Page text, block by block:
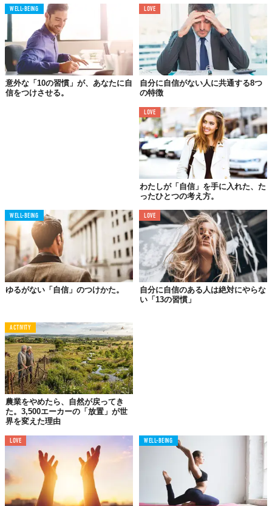
何を言うべきか分からないときは、他人にアドバイスを求めたっ
ていい。この質問が暗に意味するのは、あなたが話し相手や彼ら
の意見を大切にしている、という点です。(そうでなければ、そも
そも彼らに質問なんてしないでしょ？）
本当に自信のある人は多くの情報を手にしており、そのことを自
覚しているもの。もっと多くのことを知りたいと望むからこそ、
他者の声に耳を傾けることができるのです。だから、「話すので
はなく聞く」。本物の会話に慣れるにつれて、自分の中に確固た
る信念が生まれていることに気づくでしょう。
周りの人を主役に
もしも、仕事の大半を成し遂げたり、大きな障害を乗り越えた
り、息の合わない人々を素晴らしいチームに変えた経験があるな
らば、きっと称賛を独占できる人物です。ではそれを追い求め
ず、周りの人たちに光を当て続けることができますか？
自分に自信があれば、他者からの称賛に一喜一憂することもあり
ません。達成をしっかりと自覚できれば、栄光に目がくらむ必要
がないとも言えます。一歩身を引き、あなたの達成を周りの人と
ともに喜ぶことが必要なのです。一歩下がって、周りを輝かせる
の人々も同時に自信を得るのに役立ちます。
03.
自分の弱さを認める
WELL-BEING
意外な「10の習慣」が、あなたに自
信をつけさせる。
LOVE
自分に自信がない人に共通する8つ
の特徴
LOVE
わたしが「自信」を手に入れた、た
ったひとつの考え方。
WELL-BEING
ゆるがない「自信」のつけかた。
LOVE
自分に自信のある人は絶対にやらな
い「13の習慣」
ACTIVITY
農業をやめたら、自然が戻ってき
た。3,500エーカーの「放置」が世
界を変えた理由
LOVE WELL-BEING